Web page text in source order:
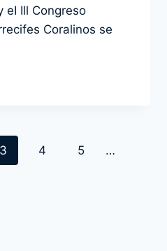
eI Ill Congreso
Coralinos se
3 4 5 …